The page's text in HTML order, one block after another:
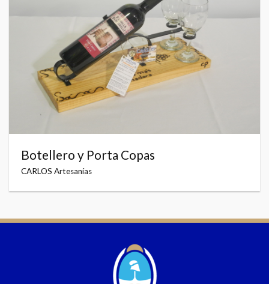
Botellero y Porta Copas
CARLOS Artesanías